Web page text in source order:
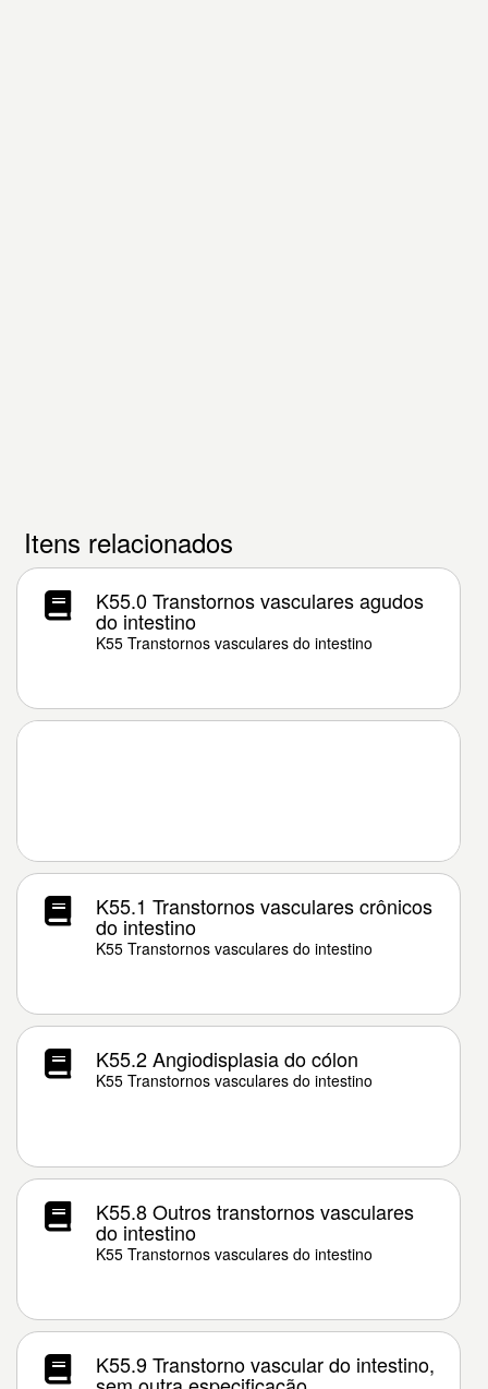
Itens relacionados
K55.0 Transtornos vasculares agudos
do intestino
K55 Transtornos vasculares do intestino
K55.1 Transtornos vasculares crônicos
do intestino
K55 Transtornos vasculares do intestino
K55.2 Angiodisplasia do cólon
K55 Transtornos vasculares do intestino
K55.8 Outros transtornos vasculares
do intestino
K55 Transtornos vasculares do intestino
K55.9 Transtorno vascular do intestino,